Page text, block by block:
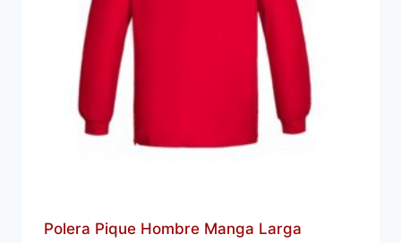
Polera Pique Hombre Manga Larga